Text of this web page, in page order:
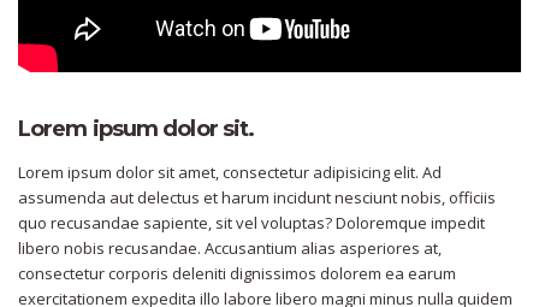
Lorem ipsum dolor sit.
Lorem ipsum dolor sit amet, consectetur adipisicing elit. Ad
assumenda aut delectus et harum incidunt nesciunt nobis, officiis
quo recusandae sapiente, sit vel voluptas? Doloremque impedit
libero nobis recusandae. Accusantium alias asperiores at,
consectetur corporis deleniti dignissimos dolorem ea earum
exercitationem expedita illo labore libero magni minus nulla quidem